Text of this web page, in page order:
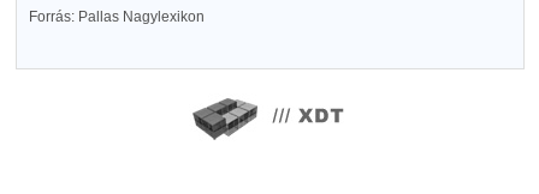
Forrás: Pallas Nagylexikon